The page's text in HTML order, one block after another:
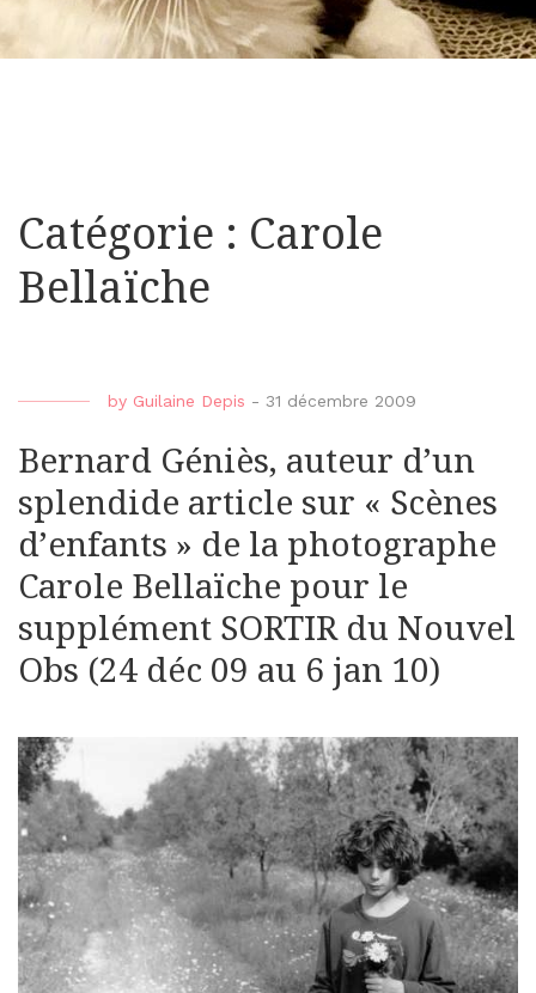
Catégorie : Carole
Bellaïche
by Guilaine Depis - 31 décembre 2009
Bernard Géniès, auteur d’un
splendide article sur « Scènes
d’enfants » de la photographe
Carole Bellaïche pour le
supplément SORTIR du Nouvel
Obs (24 déc 09 au 6 jan 10)